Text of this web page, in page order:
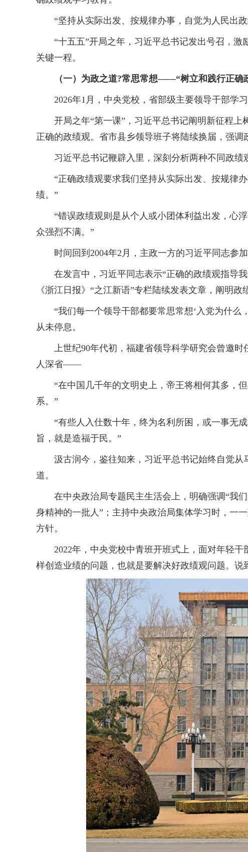
“坚持从实际出发、按规律办事，自觉为人民出政
“十五五”开局之年，习近平总书记发出号召，激
关键一程。
（一）为政之道?常思常想——“树立和践行正确
2026年1月，中央党校，省部级主要领导干部学习
开局之年“第一课”，习近平总书记阐明新征程上
正确的政绩观。省市县乡领导班子将陆续换届，强调
习近平总书记鞭辟入里，深刻分析两种不同政
“正确政绩观要求我们坚持从实际出发、按规律办
绩。”
“错误政绩观则是从个人或小团体利益出发，心浮
众强烈不满。”
时间回到2004年2月，主政一方的习近平同志参加
在发言中，习近平同志表示“正确的政绩观指导我
《浙江日报》“之江新语”专栏陆续发表文章，阐明政
“我们每一个领导干部都要常思常想‘入党为什么，
从未停息。
上世纪90年代初，福建省领导科学研究会曾邀时
人深省——
“在中国几千年的文明史上，帝王将相何其多，但
系。”
“有些人入仕数十年，终为名利所困，或一事无成
旨，就是造福于民。”
汲古润今，鉴往知来，习近平总书记始终自觉从
道。
在中央政治局专题民主生活会上，明确强调“我们
身精神的一批人”；主持中央政治局集体学习时，一
方针。
2022年，中央党校中青班开班式上，面对年轻干
样创造业绩的问题，也就是要解决好政绩观问题。